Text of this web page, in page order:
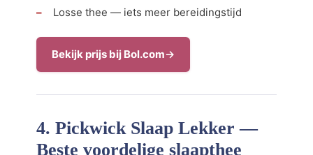
Losse thee — iets meer bereidingstijd
Bekijk prijs bij Bol.com
4. Pickwick Slaap Lekker —
Beste voordelige slaapthee